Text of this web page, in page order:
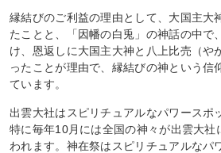
縁結びのご利益の理由として、大国主大
たことと、「因幡の白兎」の神話の中で
け、恩返しに大国主大神と八上比売（や
ったことが理由で、縁結びの神という信
ています。
出雲大社はスピリチュアルなパワースポ
特に毎年10月には全国の神々が出雲大社
われます。神在祭はスピリチュアルなパ